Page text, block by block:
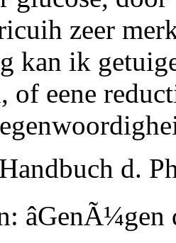
zeer
kan ik
of eene
d.